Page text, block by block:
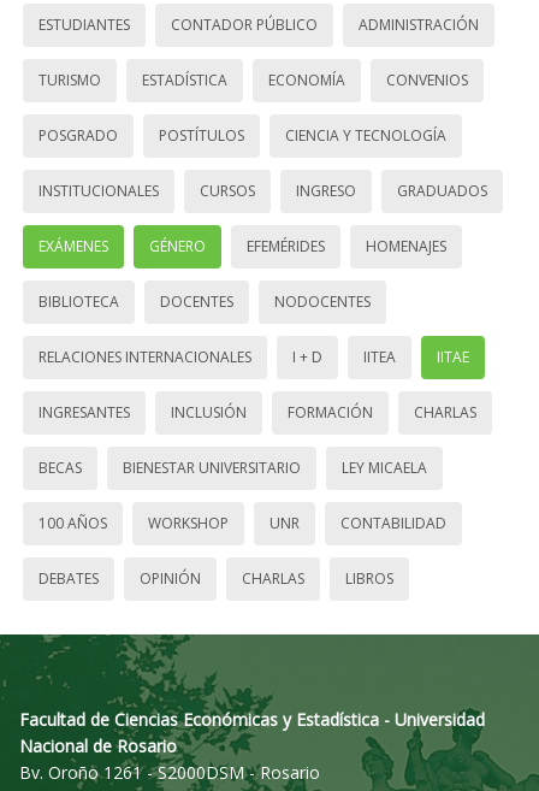
ESTUDIANTES CONTADOR PÚBLICO ADMINISTRACIÓN
TURISMO ESTADÍSTICA ECONOMÍA CONVENIOS
POSGRADO POSTÍTULOS CIENCIA Y TECNOLOGÍA
INSTITUCIONALES CURSOS INGRESO GRADUADOS
EXÁMENES GÉNERO EFEMÉRIDES HOMENAJES
BIBLIOTECA DOCENTES NODOCENTES
RELACIONES INTERNACIONALES I + D IITEA IITAE
INGRESANTES INCLUSIÓN FORMACIÓN CHARLAS
BECAS BIENESTAR UNIVERSITARIO LEY MICAELA
100 AÑOS WORKSHOP UNR CONTABILIDAD
DEBATES OPINIÓN CHARLAS LIBROS
Facultad de Ciencias Económicas y Estadística - Universidad
Nacional de Rosario
Bv. Oroño 1261 - S2000DSM - Rosario